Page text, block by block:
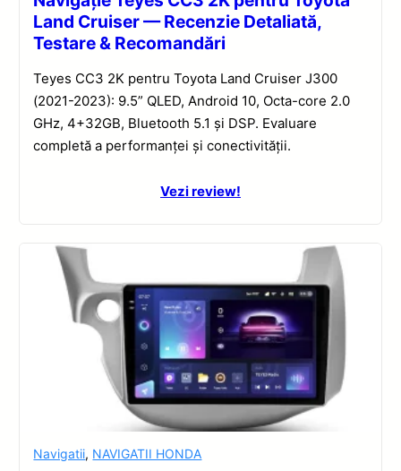
Land Cruiser — Recenzie Detaliată,
Testare & Recomandări
Teyes CC3 2K pentru Toyota Land Cruiser J300
(2021-2023): 9.5” QLED, Android 10, Octa-core 2.0
GHz, 4+32GB, Bluetooth 5.1 și DSP. Evaluare
completă a performanței și conectivității.
Vezi review!
Navigatii, NAVIGATII HONDA